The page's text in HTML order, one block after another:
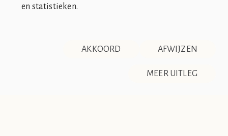
en statistieken.
AFWIJZEN
AKKOORD
MEER UITLEG
DISCLAIMER & PRIVACY
RSS
overeenkomsten tussen de club en de werkelijkheid berusten